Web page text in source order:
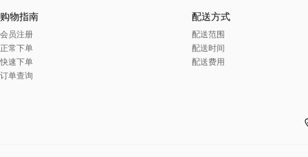
购物指南
会员注册
正常下单
快速下单
订单查询
配送方式
配送范围
配送时间
配送费用